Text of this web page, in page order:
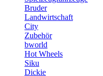
Bruder
Landwirtschaft
City
Zubehör
bworld
Hot Wheels
Siku
Dickie